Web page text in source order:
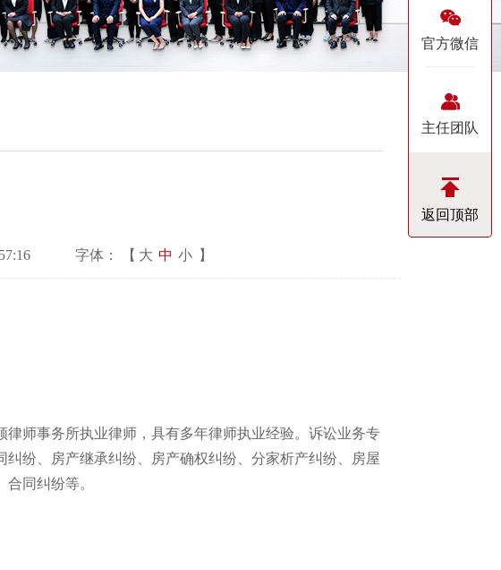
官方微信
主任团队
返回顶部
字体： 【 大 中 小 】
律师事务所执业律师，具有多年律师执业经验。诉讼业务专
纷、房产继承纠纷、房产确权纠纷、分家析产纠纷、房屋
同纠纷等。